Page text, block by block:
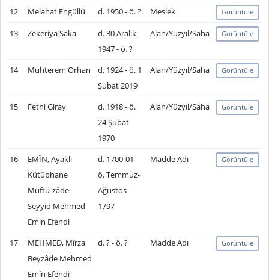
12 Melahat Engüllü d. 1950 - ö. ? Meslek Görüntüle
13 Zekeriya Saka
d. 30 Aralık
1947 - ö. ?
Alan/Yüzyıl/Saha Görüntüle
14 Muhterem Orhan
d. 1924 - ö. 1
Şubat 2019
Alan/Yüzyıl/Saha Görüntüle
15 Fethi Giray
d. 1918 - ö.
24 Şubat
1970
Alan/Yüzyıl/Saha Görüntüle
16
EMÎN, Ayaklı
Kütüphane
Müftü-zâde
Seyyid Mehmed
Emin Efendi
d. 1700-01 -
ö. Temmuz-
Ağustos
1797
Madde Adı Görüntüle
17
MEHMED, Mîrza
Beyzâde Mehmed
Emîn Efendi
d. ? - ö. ? Madde Adı Görüntüle